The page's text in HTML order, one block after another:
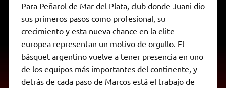
Para Peñarol de Mar del Plata, club donde Juani dio
sus primeros pasos como profesional, su
crecimiento y esta nueva chance en la elite
europea representan un motivo de orgullo. El
básquet argentino vuelve a tener presencia en uno
de los equipos más importantes del continente, y
detrás de cada paso de Marcos está el trabajo de